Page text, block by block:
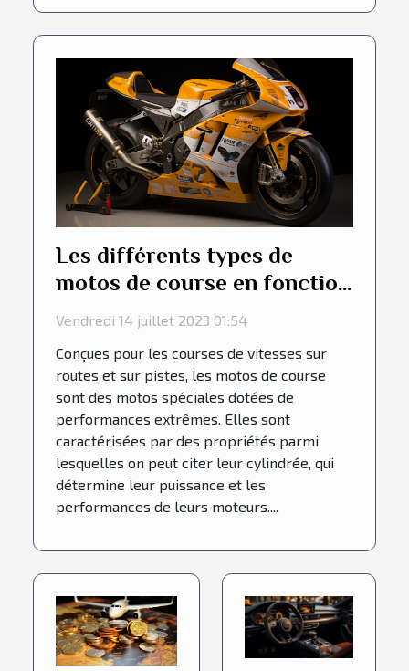
Les différents types de
motos de course en fonction
de leur cylindrée
Vendredi 14 juillet 2023 01:54
Conçues pour les courses de vitesses sur
routes et sur pistes, les motos de course
sont des motos spéciales dotées de
performances extrêmes. Elles sont
caractérisées par des propriétés parmi
lesquelles on peut citer leur cylindrée, qui
détermine leur puissance et les
performances de leurs moteurs....